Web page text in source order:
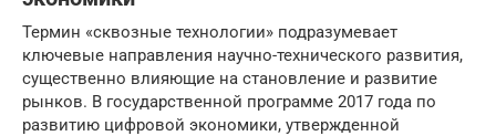
Термин «сквозные технологии» подразумевает
ключевые направления научно-технического развития,
существенно влияющие на становление и развитие
рынков. В государственной программе 2017 года по
развитию цифровой экономики, утвержденной